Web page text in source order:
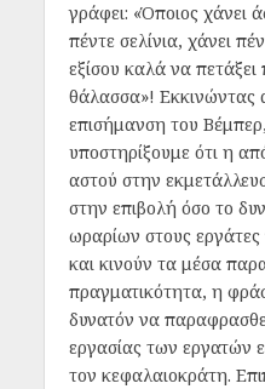
γράφει: «Όποιος χάνει
πέντε σελίνια, χάνει
εξίσου καλά να πετάξει
θάλασσα»! Εκκινώντας
επισήμανση του
υποστηρίξουμε ότι η
αστού στην
στην επιβολή όσο το
ωραρίων στους εργάτες
και κινούν τα μέσα
πραγματικότητα, η
δυνατόν να
εργασίας των εργατών
τον κεφαλαιοκράτη.